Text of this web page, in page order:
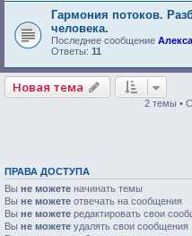
Гармония потоков.
человека.
Последнее сообщение
Ответы: 11
Новая тема
2 темы •
ПРАВА ДОСТУПА
Вы не можете начинать темы
Вы не можете отвечать на сообщения
Вы не можете редактировать свои
Вы не можете удалять свои сообщения